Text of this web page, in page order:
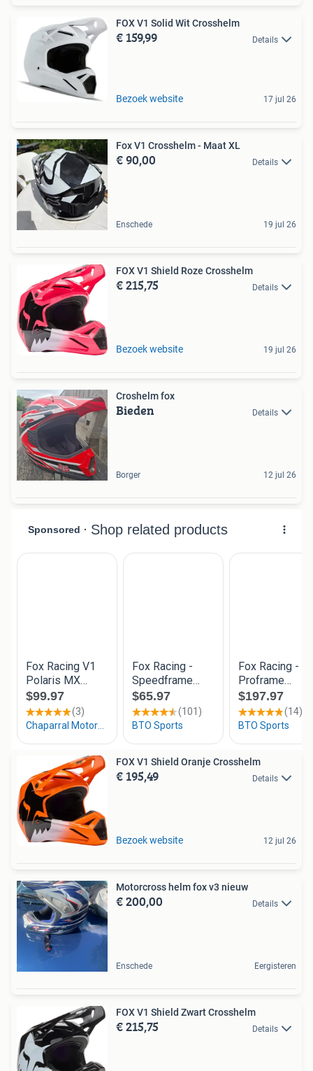
FOX V1 Solid Wit Crosshelm
€ 159,99 Details
Bezoek website 17 jul 26
Fox V1 Crosshelm - Maat XL
€ 90,00 Details
Enschede 19 jul 26
FOX V1 Shield Roze Crosshelm
€ 215,75 Details
Bezoek website 19 jul 26
Croshelm fox
Bieden Details
Borger 12 jul 26
FOX V1 Shield Oranje Crosshelm
€ 195,49 Details
Bezoek website 12 jul 26
Motorcross helm fox v3 nieuw
€ 200,00 Details
Enschede Eergisteren
FOX V1 Shield Zwart Crosshelm
€ 215,75 Details